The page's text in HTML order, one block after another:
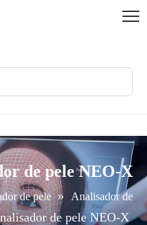
de pele NEO-X
de pele »
Analisador de
de pele NEO-X